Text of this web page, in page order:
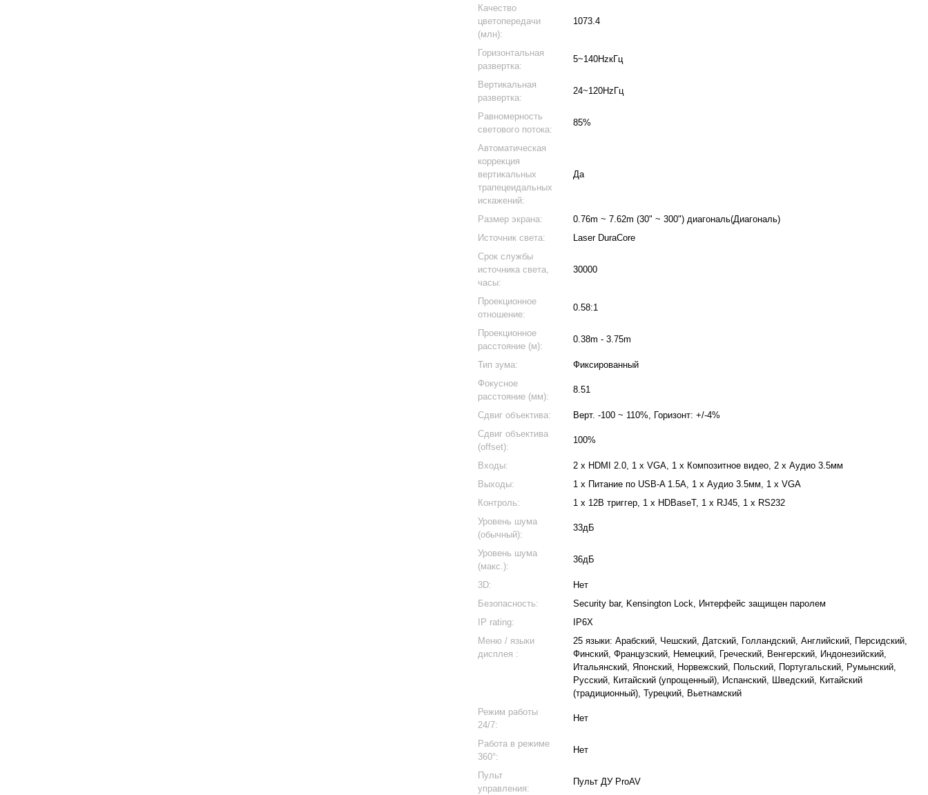
Качество
цветопередачи
(млн):
1073.4
Горизонтальная
развертка:
5~140HzкГц
Вертикальная
развертка:
24~120HzГц
Равномерность
светового потока:
85%
Автоматическая
коррекция
вертикальных
трапецеидальных
искажений:
Да
Размер экрана:
0.76m ~ 7.62m (30" ~ 300") диагональ(Диагональ)
Источник света:
Laser DuraCore
Срок службы
источника света,
часы:
30000
Проекционное
отношение:
0.58:1
Проекционное
расстояние (м):
0.38m - 3.75m
Тип зума:
Фиксированный
Фокусное
расстояние (мм):
8.51
Сдвиг объектива:
Верт. -100 ~ 110%, Горизонт: +/-4%
Сдвиг объектива
(offset):
100%
Входы:
2 x HDMI 2.0, 1 x VGA, 1 x Композитное видео, 2 x Аудио 3.5мм
Выходы:
1 x Питание по USB-A 1.5A, 1 x Аудио 3.5мм, 1 x VGA
Контроль:
1 x 12В триггер, 1 x HDBaseT, 1 x RJ45, 1 x RS232
Уровень шума
(обычный):
33дБ
Уровень шума
(макс.):
36дБ
3D:
Нет
Безопасность:
Security bar, Kensington Lock, Интерфейс защищен паролем
IP rating:
IP6X
Меню / языки
дисплея :
25 языки: Арабский, Чешский, Датский, Голландский, Английский, Персидский,
Финский, Французский, Немецкий, Греческий, Венгерский, Индонезийский,
Итальянский, Японский, Норвежский, Польский, Португальский, Румынский,
Русский, Китайский (упрощенный), Испанский, Шведский, Китайский
(традиционный), Турецкий, Вьетнамский
Режим работы
24/7:
Нет
Работа в режиме
360°:
Нет
Пульт
управления:
Пульт ДУ ProAV